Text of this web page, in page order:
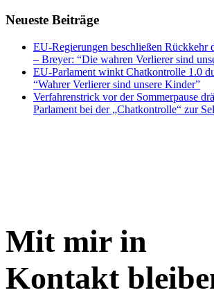
Neueste Beiträge
EU-Regierungen beschließen Rückkehr
– Breyer: “Die wahren Verlierer sind
EU-Parlament winkt Chatkontrolle 1.0
“Wahrer Verlierer sind unsere Kinder”
Verfahrenstrick vor der Sommerpause
Parlament bei der „Chatkontrolle“ zur
Mit mir in
Kontakt